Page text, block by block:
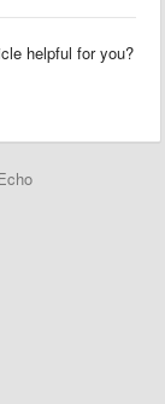
helpful for you?